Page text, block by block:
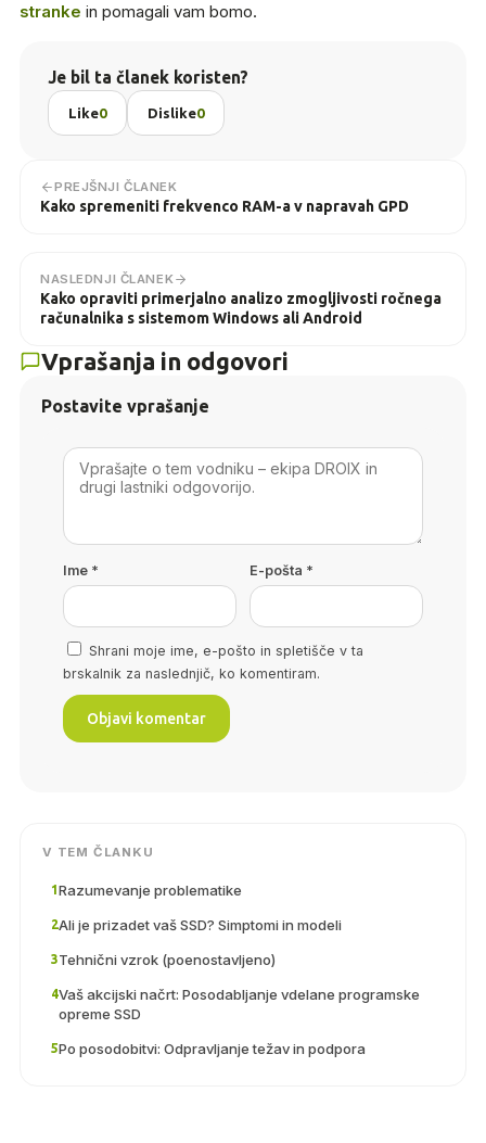
stranke in pomagali vam bomo.
Je bil ta članek koristen?
Like0 Dislike0
PREJŠNJI ČLANEK
Kako spremeniti frekvenco RAM-a v napravah GPD
NASLEDNJI ČLANEK
Kako opraviti primerjalno analizo zmogljivosti ročnega
računalnika s sistemom Windows ali Android
Vprašanja in odgovori
Postavite vprašanje
Ime * E-pošta *
Shrani moje ime, e-pošto in spletišče v ta
brskalnik za naslednjič, ko komentiram.
V TEM ČLANKU
1Razumevanje problematike
2Ali je prizadet vaš SSD? Simptomi in modeli
3Tehnični vzrok (poenostavljeno)
4Vaš akcijski načrt: Posodabljanje vdelane programske
opreme SSD
5Po posodobitvi: Odpravljanje težav in podpora